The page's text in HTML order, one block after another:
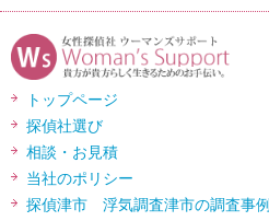
トップページ
探偵社選び
相談・お見積
当社のポリシー
探偵津市 浮気調査津市の調査事例